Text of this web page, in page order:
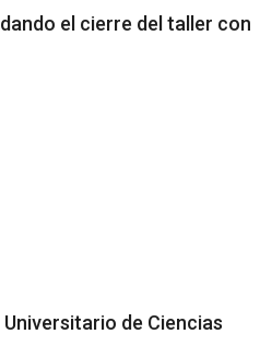
el cierre del taller con
de Ciencias